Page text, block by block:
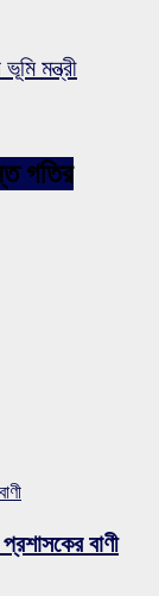
মন্ত্রী
গতির
বাণী